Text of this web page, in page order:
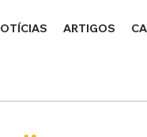
ARTIGOS